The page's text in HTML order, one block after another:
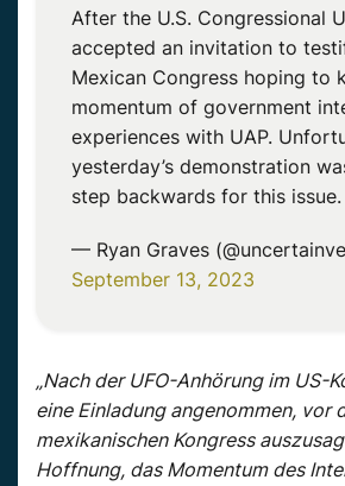
After the U.S. Congressional
accepted an invitation to
Mexican Congress hoping to
momentum of government
experiences with UAP.
yesterday’s demonstration
step backwards for this
— Ryan Graves
September 13, 2023
„Nach der UFO-Anhörung im US-
eine Einladung angenommen, vor
mexikanischen Kongress
Hoffnung, das Momentum des